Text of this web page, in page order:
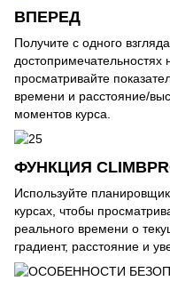
ВПЕРЕД
Получите с одного
достопримечательностях
просматривайте
времени и расстояние/
моментов курса.
ФУНКЦИЯ
Используйте
курсах, чтобы
реального времени о
градиент, расстояние и